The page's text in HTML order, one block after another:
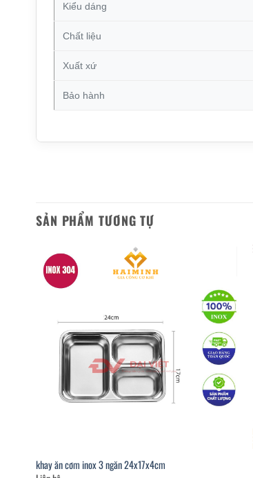
Kiểu dáng
Chất liệu
Xuất xứ
Bảo hành
SẢN PHẨM TƯƠNG TỰ
khay ăn cơm inox 3 ngăn 24x17x4cm